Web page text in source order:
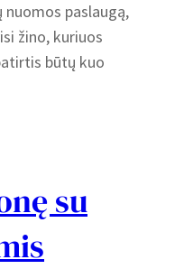
paslaugą,
žino, kuriuos
būtų kuo
su